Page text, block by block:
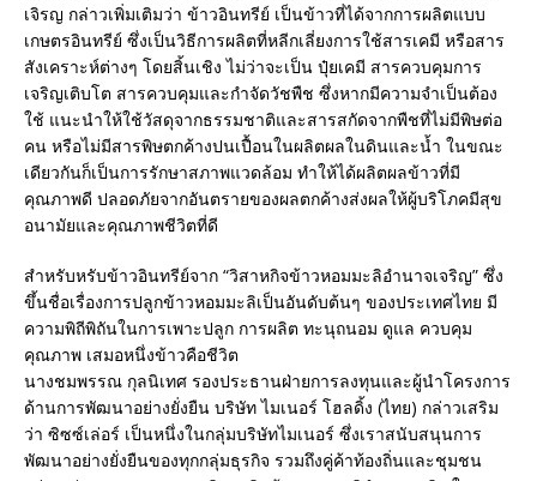
เจิรญ กล่าวเพิ่มเติมว่า ข้าวอินทรีย์ เป็นข้าวที่ได้จากการผลิตแบบ
เกษตรอินทรีย์ ซึ่งเป็นวิธีการผลิตที่หลีกเลี่ยงการใช้สารเคมี หรือสาร
สังเคราะห์ต่างๆ โดยสิ้นเชิง ไม่ว่าจะเป็น ปุ๋ยเคมี สารควบคุมการ
เจริญเติบโต สารควบคุมและกำจัดวัชพืช ซึ่งหากมีความจำเป็นต้อง
ใช้ แนะนำให้ใช้วัสดุจากธรรมชาติและสารสกัดจากพืชที่ไม่มีพิษต่อ
คน หรือไม่มีสารพิษตกค้างปนเปื้อนในผลิตผลในดินและน้ำ ในขณะ
เดียวกันก็เป็นการรักษาสภาพแวดล้อม ทำให้ได้ผลิตผลข้าวที่มี
คุณภาพดี ปลอดภัยจากอันตรายของผลตกค้างส่งผลให้ผู้บริโภคมีสุข
อนามัยและคุณภาพชีวิตที่ดี
สำหรับหรับข้าวอินทรีย์จาก “วิสาหกิจข้าวหอมมะลิอำนาจเจริญ” ซึ่ง
ขึ้นชื่อเรื่องการปลูกข้าวหอมมะลิเป็นอันดับต้นๆ ของประเทศไทย มี
ความพิถีพิถันในการเพาะปลูก การผลิต ทะนุถนอม ดูแล ควบคุม
คุณภาพ เสมอหนึ่งข้าวคือชีวิต
นางชมพรรณ กุลนิเทศ รองประธานฝ่ายการลงทุนและผู้นำโครงการ
ด้านการพัฒนาอย่างยั่งยืน บริษัท ไมเนอร์ โฮลดิ้ง (ไทย) กล่าวเสริม
ว่า ซิซซ์เล่อร์ เป็นหนึ่งในกลุ่มบริษัทไมเนอร์ ซึ่งเราสนับสนุนการ
พัฒนาอย่างยั่งยืนของทุกกลุ่มธุรกิจ รวมถึงคู่ค้าท้องถิ่นและชุมชน